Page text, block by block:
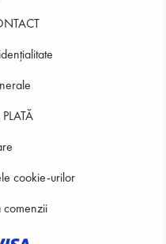
cookie-urilor
comenzii